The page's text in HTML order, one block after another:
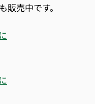
販売中です。